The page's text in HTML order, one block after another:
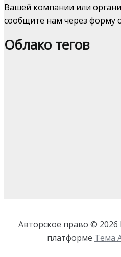
Вашей компании или
сообщите нам через форму
Облако тегов
Авторское право ©
платформе Тема